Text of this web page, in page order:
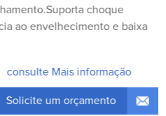
choque
ao envelhecimento e baixa
consulte Mais informação
Solicite um orçamento